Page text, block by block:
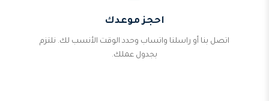
احجز موعدك
اتصل بنا أو راسلنا واتساب وحدد الوقت الأنسب لك. نلتزم
بجدول عملك.